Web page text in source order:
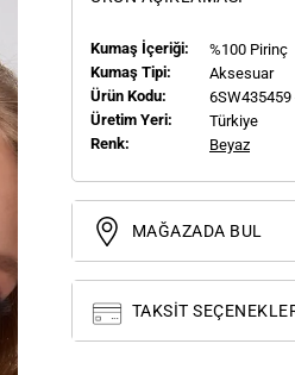
Kumaş İçeriği:
%100 Pirinç
Kumaş Tipi:
Aksesuar
Ürün Kodu:
6SW435459
Üretim Yeri:
Türkiye
Renk:
Beyaz
MAĞAZADA BUL
TAKSIT